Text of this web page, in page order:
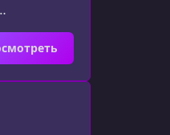
то этот
и
как